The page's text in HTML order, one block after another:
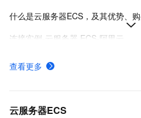
什么是云服务器ECS，及其优势、
连接实例-云服务器 ECS-阿里云
在Linux上安装Docker和Docker
阿里云ECS通用型实例规格（g系列）
查看更多
云服务器ECS